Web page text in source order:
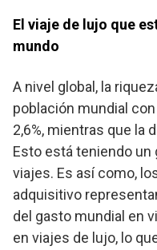
El viaje de lujo que
mundo
A nivel global, la
población mundial
2,6%, mientras que la
Esto está teniendo
viajes. Es así como,
adquisitivo
del gasto mundial en
en viajes de lujo, lo